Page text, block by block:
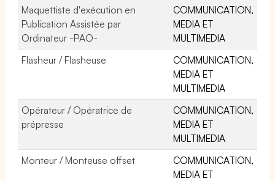
Maquettiste d'exécution en
Publication Assistée par
Ordinateur -PAO-
COMMUNICATION,
MEDIA ET
MULTIMEDIA
Flasheur / Flasheuse
COMMUNICATION,
MEDIA ET
MULTIMEDIA
Opérateur / Opératrice de
prépresse
COMMUNICATION,
MEDIA ET
MULTIMEDIA
Monteur / Monteuse offset
COMMUNICATION,
MEDIA ET